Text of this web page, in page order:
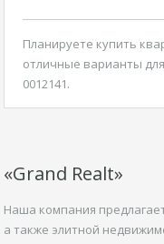
Планируете купить
отличные варианты
0012141.
«Grand Realt»
Наша компания
а также элитной